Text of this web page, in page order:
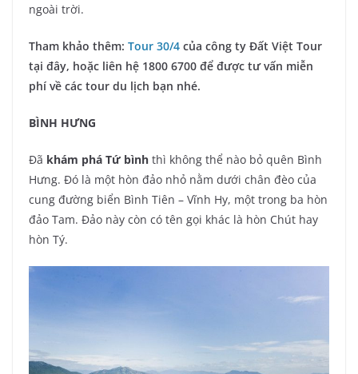
ngoài trời.
Tham khảo thêm: Tour 30/4 của công ty Đất Việt Tour
tại đây, hoặc liên hệ 1800 6700 để được tư vấn miễn
phí về các tour du lịch bạn nhé.
BÌNH HƯNG
Đã khám phá Tứ bình thì không thể nào bỏ quên Bình
Hưng. Đó là một hòn đảo nhỏ nằm dưới chân đèo của
cung đường biển Bình Tiên – Vĩnh Hy, một trong ba hòn
đảo Tam. Đảo này còn có tên gọi khác là hòn Chút hay
hòn Tý.